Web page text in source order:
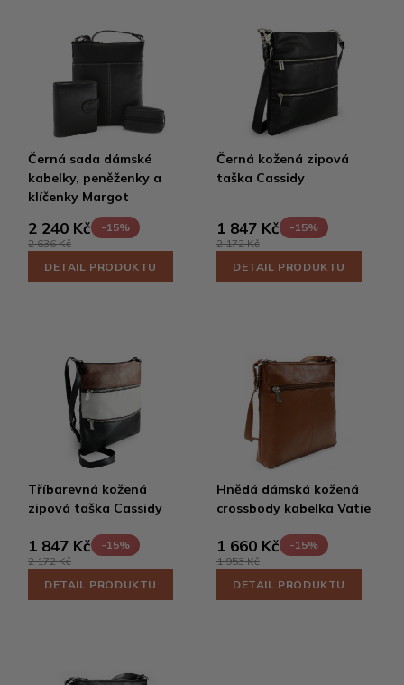
Černá sada dámské
kabelky, peněženky a
klíčenky Margot
2 240 Kč
-15%
2 636 Kč
DETAIL PRODUKTU
Černá kožená zipová
taška Cassidy
1 847 Kč
-15%
2 172 Kč
DETAIL PRODUKTU
Tříbarevná kožená
zipová taška Cassidy
1 847 Kč
-15%
2 172 Kč
DETAIL PRODUKTU
Hnědá dámská kožená
crossbody kabelka Vatie
1 660 Kč
-15%
1 953 Kč
DETAIL PRODUKTU